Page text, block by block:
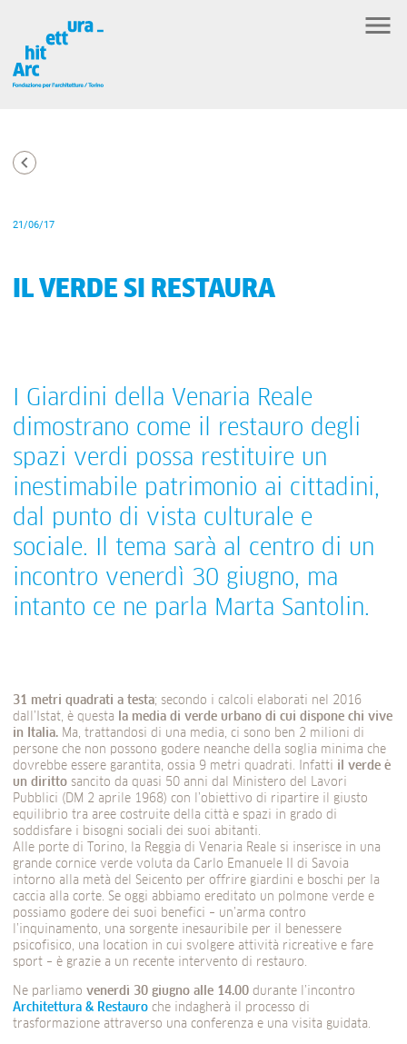
21/06/17
IL VERDE SI RESTAURA
I Giardini della Venaria Reale
dimostrano come il restauro degli
spazi verdi possa restituire un
inestimabile patrimonio ai cittadini,
dal punto di vista culturale e
sociale. Il tema sarà al centro di un
incontro venerdì 30 giugno, ma
intanto ce ne parla Marta Santolin.
31 metri quadrati a testa; secondo i calcoli elaborati nel 2016
dall’Istat, è questa
la media di verde urbano di cui dispone chi vive
in Italia. Ma, trattandosi di una media, ci sono ben 2 milioni di
persone che non possono godere neanche della soglia minima che
dovrebbe essere garantita, ossia 9 metri quadrati. Infatti il verde è
un diritto sancito da quasi 50 anni dal Ministero del Lavori
Pubblici (DM 2 aprile 1968) con l’obiettivo di ripartire il giusto
equilibrio tra aree costruite della città e spazi in grado di
soddisfare i bisogni sociali dei suoi abitanti.
Alle porte di Torino, la Reggia di Venaria Reale si inserisce in una
grande cornice verde voluta da Carlo Emanuele II di Savoia
intorno alla metà del Seicento per offrire giardini e boschi per la
caccia alla corte. Se oggi abbiamo ereditato un polmone verde e
possiamo godere dei suoi benefici – un’arma contro
l’inquinamento, una sorgente inesauribile per il benessere
psicofisico, una location in cui svolgere attività ricreative e fare
sport – è grazie a un recente intervento di restauro.
Ne parliamo venerdì 30 giugno alle 14.00 durante l’incontro
Architettura & Restauro che indagherà il processo di
trasformazione attraverso una conferenza e una visita guidata.